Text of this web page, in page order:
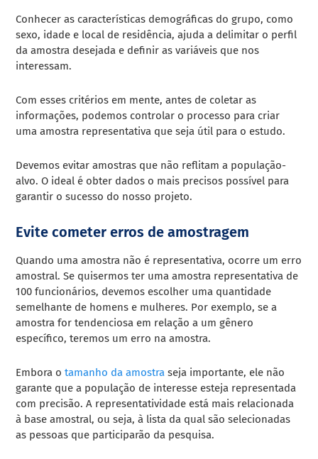
Conhecer as características demográficas do grupo, como
sexo, idade e local de residência, ajuda a delimitar o perfil
da amostra desejada e definir as variáveis que nos
interessam.
Com esses critérios em mente, antes de coletar as
informações, podemos controlar o processo para criar
uma amostra representativa que seja útil para o estudo.
Devemos evitar amostras que não reflitam a população-
alvo. O ideal é obter dados o mais precisos possível para
garantir o sucesso do nosso projeto.
Evite cometer erros de amostragem
Quando uma amostra não é representativa, ocorre um erro
amostral. Se quisermos ter uma amostra representativa de
100 funcionários, devemos escolher uma quantidade
semelhante de homens e mulheres. Por exemplo, se a
amostra for tendenciosa em relação a um gênero
específico, teremos um erro na amostra.
Embora o tamanho da amostra seja importante, ele não
garante que a população de interesse esteja representada
com precisão. A representatividade está mais relacionada
à base amostral, ou seja, à lista da qual são selecionadas
as pessoas que participarão da pesquisa.